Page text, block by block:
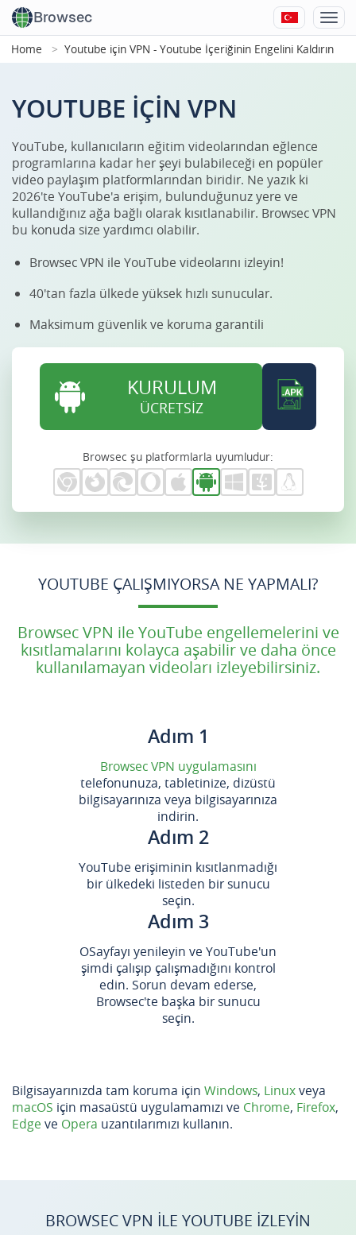
Browsec
Home Youtube için VPN - Youtube İçeriğinin Engelini Kaldırın
YOUTUBE IÇIN VPN
YouTube, kullanıcıların eğitim videolarından eğlence
programlarına kadar her şeyi bulabileceği en popüler
video paylaşım platformlarından biridir. Ne yazık ki
2026'te YouTube'a erişim, bulunduğunuz yere ve
kullandığınız ağa bağlı olarak kısıtlanabilir. Browsec VPN
bu konuda size yardımcı olabilir.
Browsec VPN ile YouTube videolarını izleyin!
40'tan fazla ülkede yüksek hızlı sunucular.
Maksimum güvenlik ve koruma garantili
KURULUM
ÜCRETSİZ
Browsec şu platformlarla uyumludur:
YOUTUBE ÇALIŞMIYORSA NE YAPMALI?
Browsec VPN ile YouTube engellemelerini ve
kısıtlamalarını kolayca aşabilir ve daha önce
kullanılamayan videoları izleyebilirsiniz.
Adım 1
Browsec VPN uygulamasını
telefonunuza, tabletinize, dizüstü
bilgisayarınıza veya bilgisayarınıza
indirin.
Adım 2
YouTube erişiminin kısıtlanmadığı
bir ülkedeki listeden bir sunucu
seçin.
Adım 3
ОSayfayı yenileyin ve YouTube'un
şimdi çalışıp çalışmadığını kontrol
edin. Sorun devam ederse,
Browsec'te başka bir sunucu
seçin.
Bilgisayarınızda tam koruma için Windows, Linuxveya
macOS için masaüstü uygulamamızı ve Chrome, Firefox,
Edge ve Opera uzantılarımızı kullanın.
BROWSEC VPN ILE YOUTUBE IZLEYIN